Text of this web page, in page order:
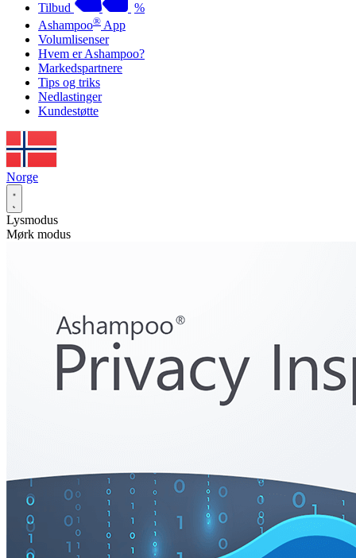
Tilbud
%
Ashampoo® App
Volumlisenser
Hvem er Ashampoo?
Markedspartnere
Tips og triks
Nedlastinger
Kundestøtte
Norge
Lysmodus
Mørk modus